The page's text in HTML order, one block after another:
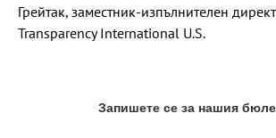
Грейтак, заместник-изпълнителен
Transparency International U.S.